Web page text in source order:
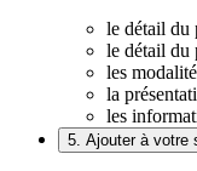
le détail du
le détail du
les
la
les
5. Ajouter à votre